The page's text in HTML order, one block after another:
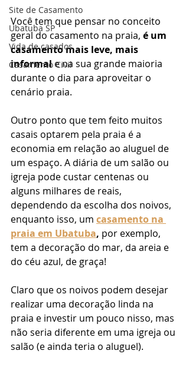
Site de Casamento
Ubatuba SP
Vida de casados
Casamento Civil
Você tem que pensar no conceito
geral do casamento na praia, é um
casamento mais leve, mais
informal e na sua grande maioria
durante o dia para aproveitar o
cenário praia.
Outro ponto que tem feito muitos
casais optarem pela praia é a
economia em relação ao aluguel de
um espaço. A diária de um salão ou
igreja pode custar centenas ou
alguns milhares de reais,
dependendo da escolha dos noivos,
enquanto isso, um casamento na
praia em Ubatuba, por exemplo,
tem a decoração do mar, da areia e
do céu azul, de graça!
Claro que os noivos podem desejar
realizar uma decoração linda na
praia e investir um pouco nisso, mas
não seria diferente em uma igreja ou
salão (e ainda teria o aluguel).